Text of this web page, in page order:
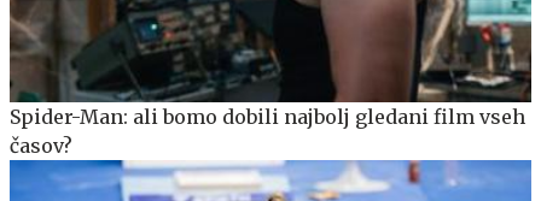
Spider-Man: ali bomo dobili najbolj gledani film vseh
časov?